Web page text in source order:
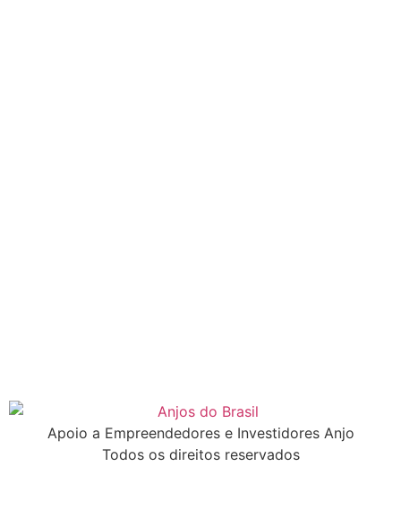
Apoio a Empreendedores e Investidores Anjo
Todos os direitos reservados